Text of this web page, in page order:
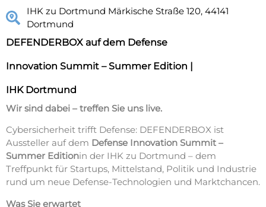
IHK zu Dortmund Märkische Straße 120, 44141
Dortmund
DEFENDERBOX auf dem Defense
Innovation Summit – Summer Edition |
IHK Dortmund
Wir sind dabei – treffen Sie uns live.
Cybersicherheit trifft Defense: DEFENDERBOX ist
Aussteller auf dem Defense Innovation Summit –
Summer Editionin der IHK zu Dortmund – dem
Treffpunkt für Startups, Mittelstand, Politik und Industrie
rund um neue Defense-Technologien und Marktchancen.
Was Sie erwartet